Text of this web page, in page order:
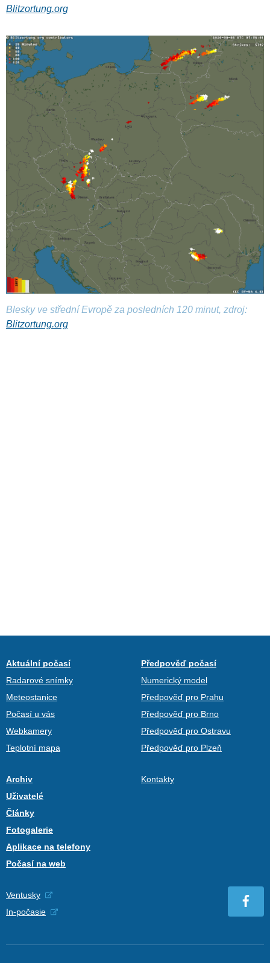
Blitzortung.org
Blesky ve střední Evropě za posledních 120 minut, zdroj:
Blitzortung.org
Aktuální počasí
Radarové snímky
Meteostanice
Počasí u vás
Webkamery
Teplotní mapa
Předpověď počasí
Numerický model
Předpověď pro Prahu
Předpověď pro Brno
Předpověď pro Ostravu
Předpověď pro Plzeň
Archiv
Uživatelé
Články
Fotogalerie
Aplikace na telefony
Počasí na web
Kontakty
Ventusky
In-počasie